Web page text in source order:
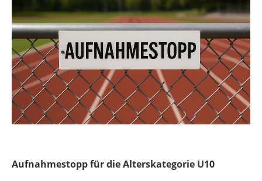
Aufnahmestopp für die Alterskategorie U10